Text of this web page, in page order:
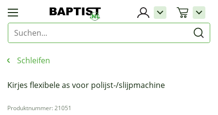
Schleifen
Kirjes flexibele as voor polijst-/slijpmachine
Produktnummer: 21051